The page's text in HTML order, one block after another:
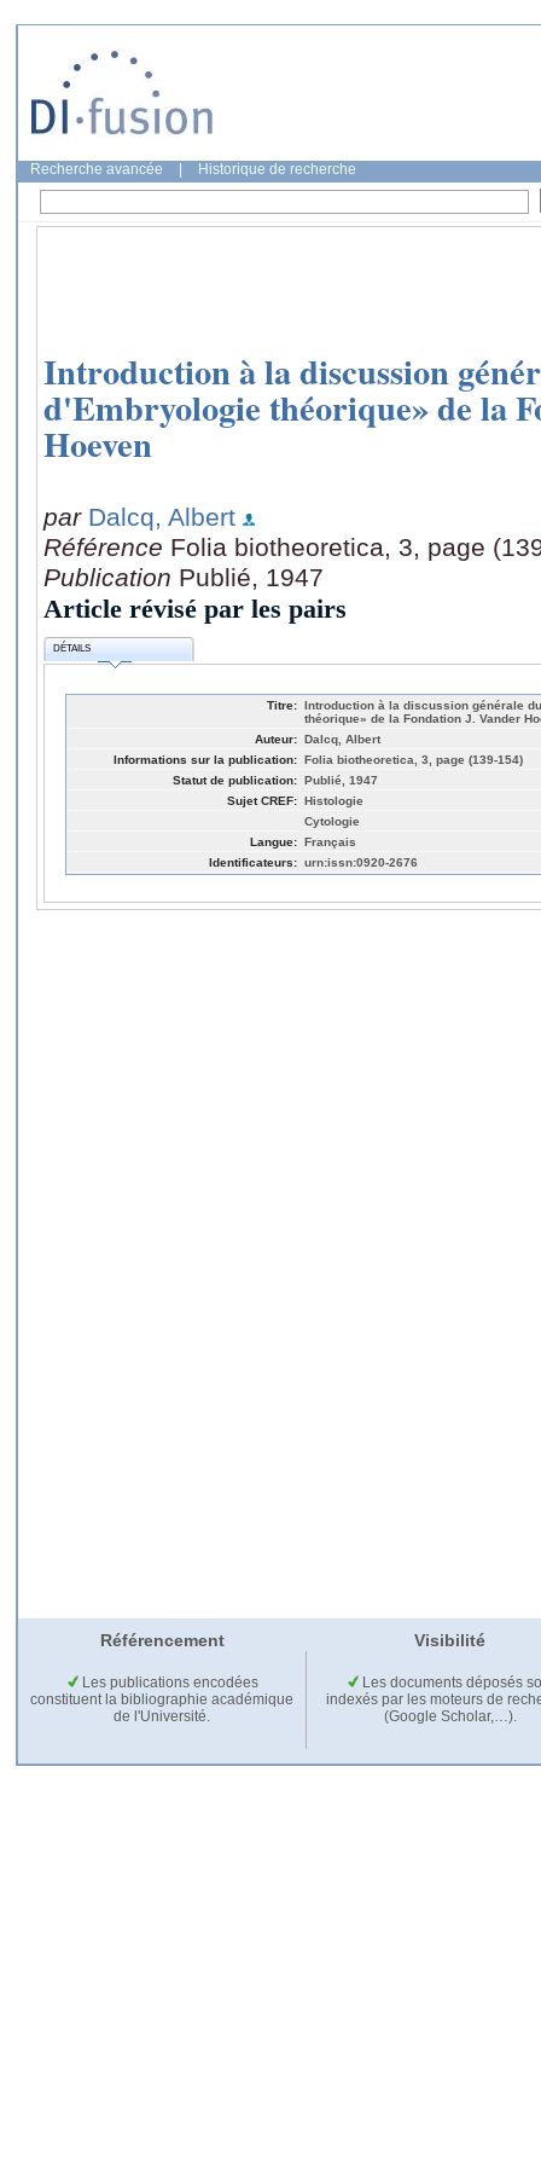
Recherche avancée Historique de recherche
Introduction à la discussion
d'Embryologie théorique» de la
Hoeven
par Dalcq, Albert
Référence Folia biotheoretica, 3, page
Publication Publié, 1947
Article révisé par les pairs
DÉTAILS
Titre: Introduction à la discussion générale
théorique» de la Fondation J. Vander
Auteur: Dalcq, Albert
Informations sur la publication: Folia biotheoretica, 3, page (139-154)
Statut de publication: Publié, 1947
Sujet CREF: Histologie
Cytologie
Langue: Français
Identificateurs: urn:issn:0920-2676
Référencement Visibilité
Les publications encodées
constituent la bibliographie académique
de l'Université.
Les documents déposés
indexés par les moteurs de
(Google Scholar,…).